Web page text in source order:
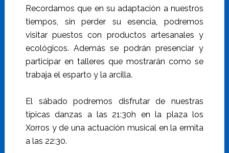
Recordamos que en su adaptación a nuestros
tiempos, sin perder su esencia, podremos
visitar puestos con productos artesanales y
ecológicos. Además se podrán presenciar y
participar en talleres que mostrarán como se
trabaja el esparto y la arcilla.
El sábado podremos disfrutar de nuestras
típicas danzas a las 21:30h en la plaza los
Xorros y de una actuación musical en la ermita
a las 22:30.